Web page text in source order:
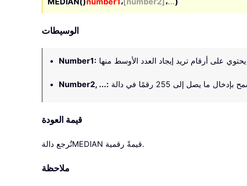
الوسيطات
Number1:
Number2, ...:
قيمة العودة
تُرجع دالةMEDIAN قيمةً رقمية.
ملاحظة